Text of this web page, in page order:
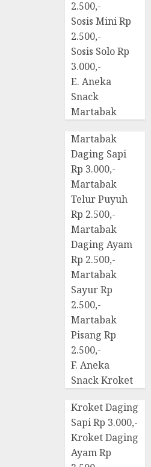
2.500,-
Sosis Mini Rp
2.500,-
Sosis Solo Rp
3.000,-
E. Aneka
Snack
Martabak
Martabak
Daging Sapi
Rp 3.000,-
Martabak
Telur Puyuh
Rp 2.500,-
Martabak
Daging Ayam
Rp 2.500,-
Martabak
Sayur Rp
2.500,-
Martabak
Pisang Rp
2.500,-
F. Aneka
Snack Kroket
Kroket Daging
Sapi Rp 3.000,-
Kroket Daging
Ayam Rp